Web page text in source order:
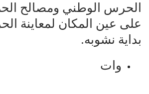
الحرس الوطني ومصالح
على عين المكان لمعاينة
بداية نشوبه.
وات